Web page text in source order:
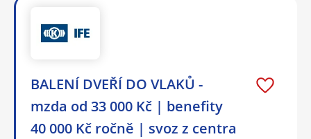
BALENÍ DVEŘÍ DO VLAKŮ -
mzda od 33 000 Kč | benefity
40 000 Kč ročně | svoz z centra